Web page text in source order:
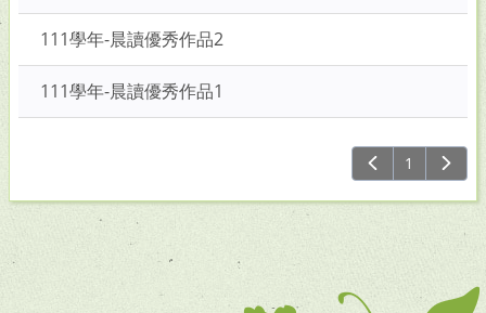
111學年-晨讀優秀作品2
111學年-晨讀優秀作品1
1